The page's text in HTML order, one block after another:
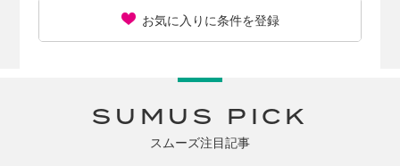
お気に入りに条件を登録
SUMUS PICK
スムーズ注目記事